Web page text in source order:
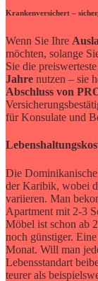
Krankenversichert –
Wenn Sie Ihre
möchten, solange
Sie die
Jahre nutzen – sie
Abschluss von
für Konsulate und
Die
der Karibik, wobei
variieren. Man
Apartment mit 2-3
Möbel ist schon ab
noch günstiger.
Monat. Will man
Lebensstandart
teurer als